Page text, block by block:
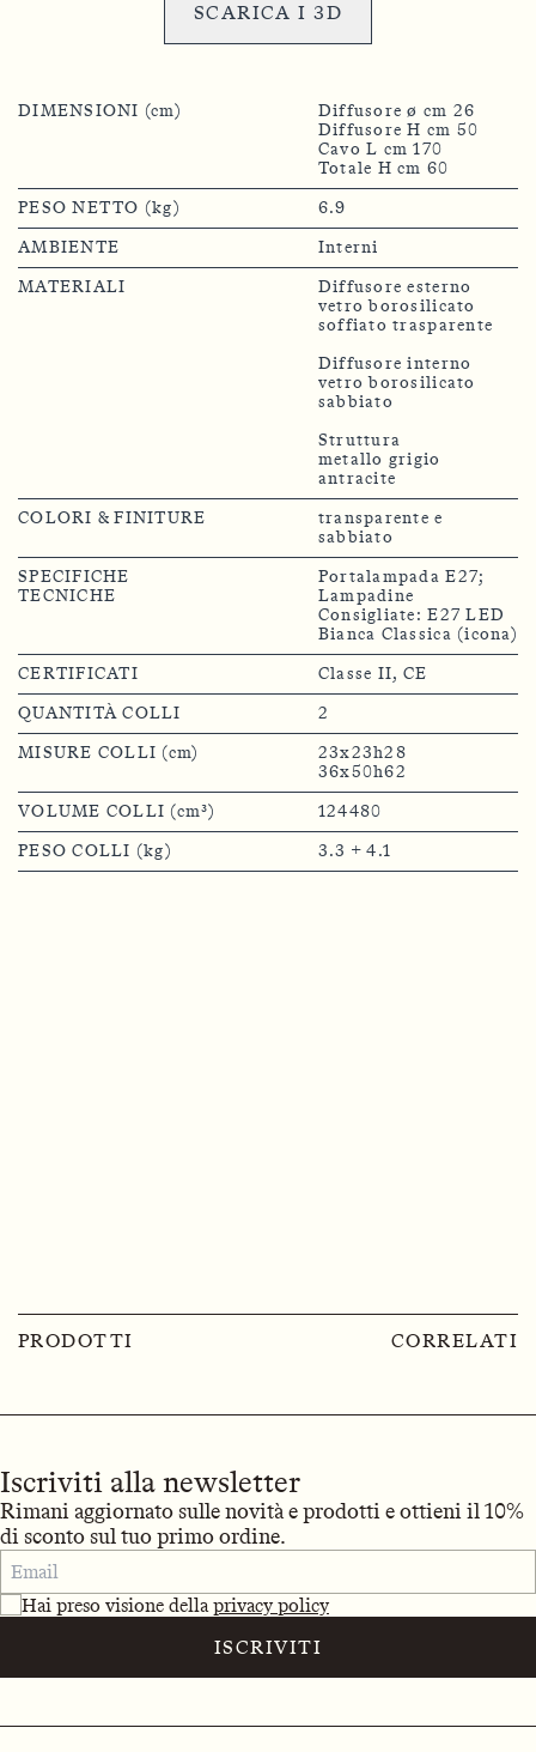
SCARICA I 3D
DIMENSIONI (cm)
Diffusore ø cm 26
Diffusore H cm 50
Cavo L cm 170
PESO NETTO (kg)
6.9
AMBIENTE
Interni
MATERIALI
Diffusore esterno
vetro borosilicato
soffiato trasparente
Diffusore interno
vetro borosilicato
sabbiato
Struttura
metallo grigio
antracite
COLORI & FINITURE
transparente e
sabbiato
SPECIFICHE
TECNICHE
Portalampada E27;
Lampadine
Consigliate: E27 LED
Bianca Classica (icona)
CERTIFICATI
Classe II, CE
QUANTITÀ COLLI
2
MISURE COLLI (cm)
23x23h28
36x50h62
VOLUME COLLI (cm³)
124480
PESO COLLI (kg)
3.3 + 4.1
PRODOTTI CORRELATI
Iscriviti alla newsletter
Rimani aggiornato sulle novità e prodotti e ottieni il 10%
di sconto sul tuo primo ordine.
Hai preso visione dellaprivacy policy
ISCRIVITI